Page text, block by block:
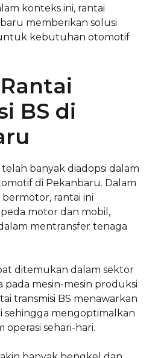
konteks ini, rantai
memberikan solusi
kebutuhan otomotif
BS di
telah banyak diadopsi dalam
di Pekanbaru. Dalam
rantai ini
motor dan mobil,
mentransfer tenaga
ditemukan dalam sektor
pada mesin-mesin produksi
transmisi BS menawarkan
sehingga mengoptimalkan
operasi sehari-hari.